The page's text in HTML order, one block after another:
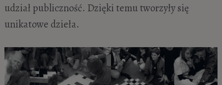
udział publiczność. Dzięki temu tworzyły się
unikatowe dzieła.